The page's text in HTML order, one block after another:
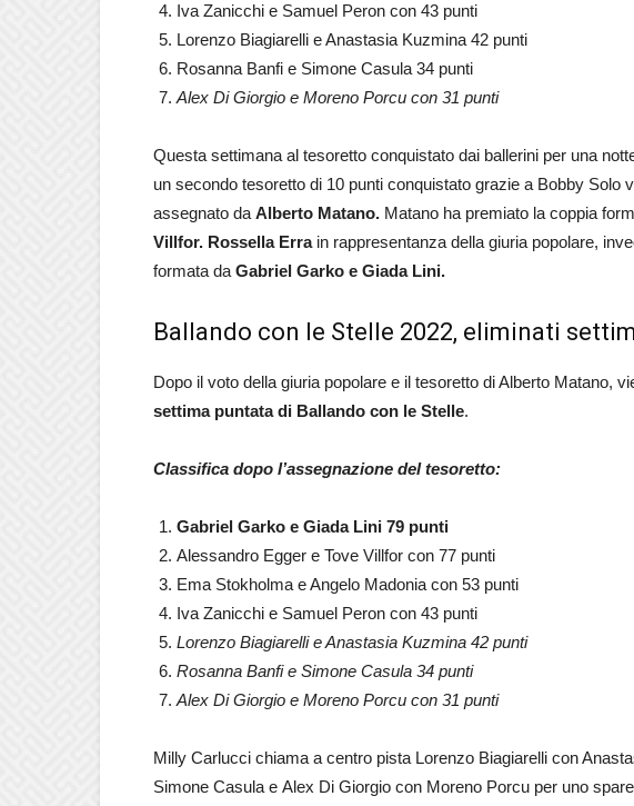
Iva Zanicchi e Samuel Peron con 43 punti
Lorenzo Biagiarelli e Anastasia Kuzmina 42 punti
Rosanna Banfi e Simone Casula 34 punti
Alex Di Giorgio e Moreno Porcu con 31 punti
Questa settimana al tesoretto conquistato dai ballerini per una
un secondo tesoretto di 10 punti conquistato grazie a Bobby Solo
assegnato da Alberto Matano. Matano ha premiato la coppia
Villfor. Rossella Errain rappresentanza della giuria popolare,
formata da Gabriel Garko e Giada Lini.
Ballando con le Stelle 2022, eliminati
Dopo il voto della giuria popolare e il tesoretto di Alberto Matano,
settima puntata di Ballando con le Stelle.
Classifica dopo l’assegnazione del tesoretto:
Gabriel Garko e Giada Lini 79 punti
Alessandro Egger e Tove Villfor con 77 punti
Ema Stokholma e Angelo Madonia con 53 punti
Iva Zanicchi e Samuel Peron con 43 punti
Lorenzo Biagiarelli e Anastasia Kuzmina 42 punti
Rosanna Banfi e Simone Casula 34 punti
Alex Di Giorgio e Moreno Porcu con 31 punti
Milly Carlucci chiama a centro pista Lorenzo Biagiarelli con
Simone Casula e Alex Di Giorgio con Moreno Porcu per uno